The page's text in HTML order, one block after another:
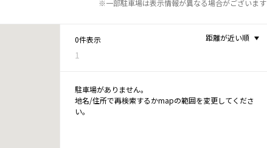
※一部駐車場は表示情報が異なる場合がございます
0件表示
1
距離が近い順
駐車場がありません。
地名/住所で再検索するかmapの範囲を変更してくださ
い。